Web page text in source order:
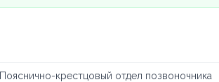
Пояснично-крестцовый отдел позвоночника